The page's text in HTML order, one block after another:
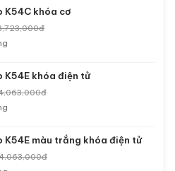
K54C khóa cơ
K54E khóa điện tử
K54E màu trắng khóa điện tử